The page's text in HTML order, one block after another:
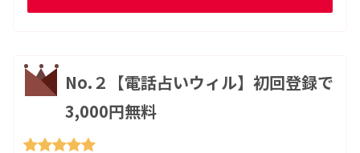
No.２【電話占いウィル】初回登録で
3,000円無料